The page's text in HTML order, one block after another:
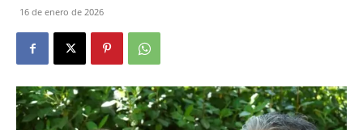
16 de enero de 2026